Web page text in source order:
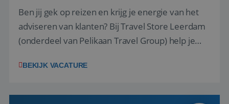
Ben jij gek op reizen en krijg je energie van het
adviseren van klanten? Bij Travel Store Leerdam
(onderdeel van Pelikaan Travel Group) help je
vinden. Samen maken we van elke reis een
hebt in de reisbranche of j...
BEKIJK VACATURE